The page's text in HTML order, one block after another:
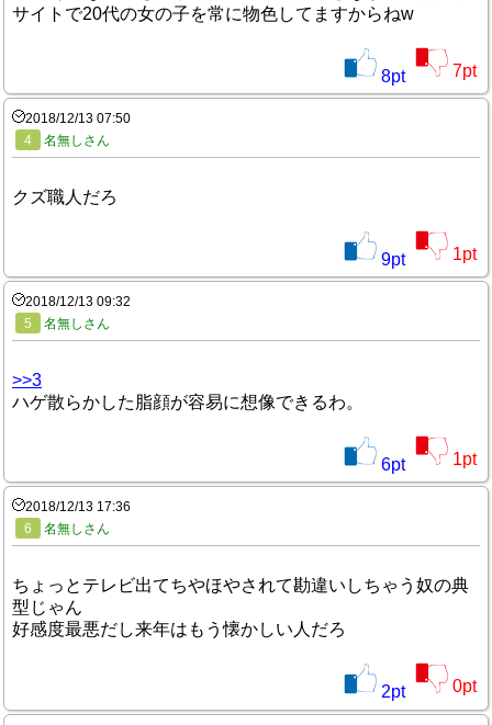
サイトで20代の女の子を常に物色してますからねw
8pt 7pt
2018/12/13 07:50
4
名無しさん
クズ職人だろ
9pt 1pt
2018/12/13 09:32
5
名無しさん
>>3
ハゲ散らかした脂顔が容易に想像できるわ。
6pt 1pt
2018/12/13 17:36
6
名無しさん
ちょっとテレビ出てちやほやされて勘違いしちゃう奴の典
型じゃん
好感度最悪だし来年はもう懐かしい人だろ
2pt 0pt